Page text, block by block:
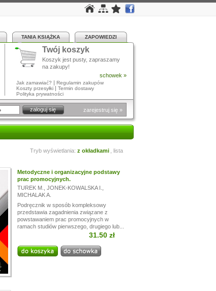
TANIA KSIĄŻKA ZAPOWIEDZI
Twój koszyk
Koszyk jest pusty, zapraszamy
na zakupy!
schowek »
Jak zamawiać? | Regulamin zakupów
Koszty przesyłki | Termin dostawy
Polityka prywatności
zarejestruj się »
Tryb wyświetlania: z okładkami lista
Metodyczne i organizacyjne podstawy
prac promocyjnych.
TUREK M.
JONEK-KOWALSKA I.
MICHALAK A.
Podręcznik w sposób kompleksowy
przedstawia zagadnienia związane z
powstawaniem prac promocyjnych w
ramach studiów pierwszego, drugiego lub...
31.50 zł